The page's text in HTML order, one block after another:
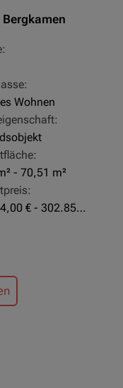
Wohnen
- 70,51 m²
244.734,00 € - 302.855,00 €